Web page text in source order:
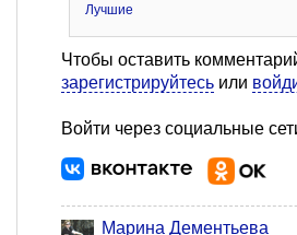
Лучшие
Чтобы оставить
зарегистрируйтесь или
Войти через социальные
Марина Дементьева